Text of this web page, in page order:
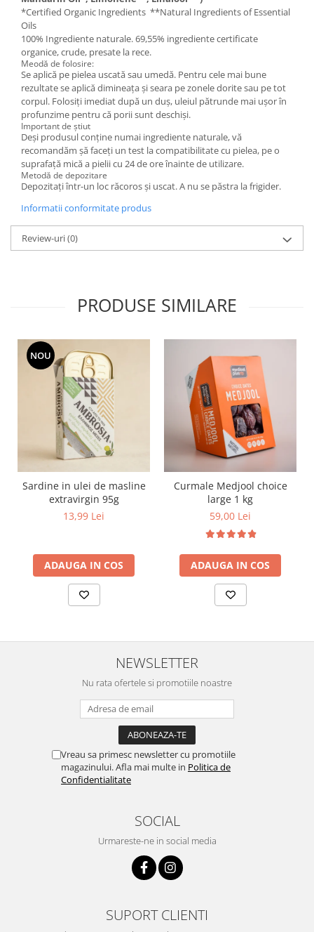
*Certified Organic Ingredients **Natural Ingredients of Essential
Oils
100% Ingrediente naturale. 69,55% ingrediente certificate
organice, crude, presate la rece.
Meodă de folosire:
Se aplică pe pielea uscată sau umedă. Pentru cele mai bune
rezultate se aplică dimineața și seara pe zonele dorite sau pe tot
corpul. Folosiți imediat după un duș, uleiul pătrunde mai ușor în
profunzime pentru că porii sunt deschiși.
Important de știut
Deși produsul conține numai ingrediente naturale, vă
recomandăm șă faceți un test la compatibilitate cu pielea, pe o
suprafață mică a pielii cu 24 de ore înainte de utilizare.
Metodă de depozitare
Depozitați într-un loc răcoros și uscat. A nu se păstra la frigider.
Informatii conformitate produs
Review-uri(0)
PRODUSE SIMILARE
NOU
Sardine in ulei de masline
extravirgin 95g
13,99 Lei
ADAUGA IN COS
Curmale Medjool choice
large 1 kg
59,00 Lei
ADAUGA IN COS
NEWSLETTER
Nu rata ofertele si promotiile noastre
Vreau sa primesc newsletter cu promotiile
magazinului. Afla mai multe in Politica de
Confidentialitate
SOCIAL
Urmareste-ne in social media
SUPORT CLIENTI